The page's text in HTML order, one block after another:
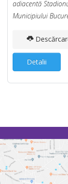
adiacentă
Municipiului
Detalii